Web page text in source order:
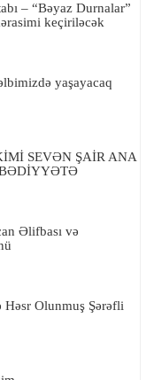
– “Bəyaz Durnalar”
keçiriləcək
yaşayacaq
SEVƏN ŞAİR ANA
Əlifbası və
Olunmuş Şərəfli